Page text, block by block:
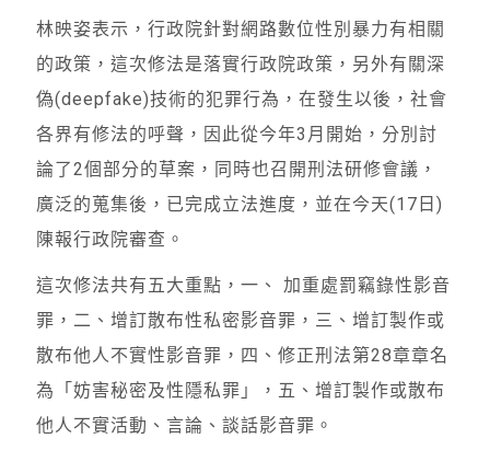
林映姿表示，行政院針對網路數位性別暴力有相關
的政策，這次修法是落實行政院政策，另外有關深
偽(deepfake)技術的犯罪行為，在發生以後，社會
各界有修法的呼聲，因此從今年3月開始，分別討
論了2個部分的草案，同時也召開刑法研修會議，
廣泛的蒐集後，已完成立法進度，並在今天(17日)
陳報行政院審查。
這次修法共有五大重點，一、 加重處罰竊錄性影音
罪，二、增訂散布性私密影音罪，三、增訂製作或
散布他人不實性影音罪，四、修正刑法第28章章名
為「妨害秘密及性隱私罪」，五、增訂製作或散布
他人不實活動、言論、談話影音罪。